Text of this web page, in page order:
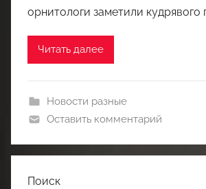
орнитологи заметили кудрявого
Читать далее
Новости разные
Оставить комментарий
Поиск